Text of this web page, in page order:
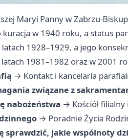
Maryi Panny w Zabrzu-
kuracja w 1940 roku, a status
1928–1929, a jego
1981–1982 oraz w 2001
→ Kontakt i kancelaria
związane z
nabożeństwa → Kościół
→ Poradnie Życia
sprawdzić, jakie wspólnoty